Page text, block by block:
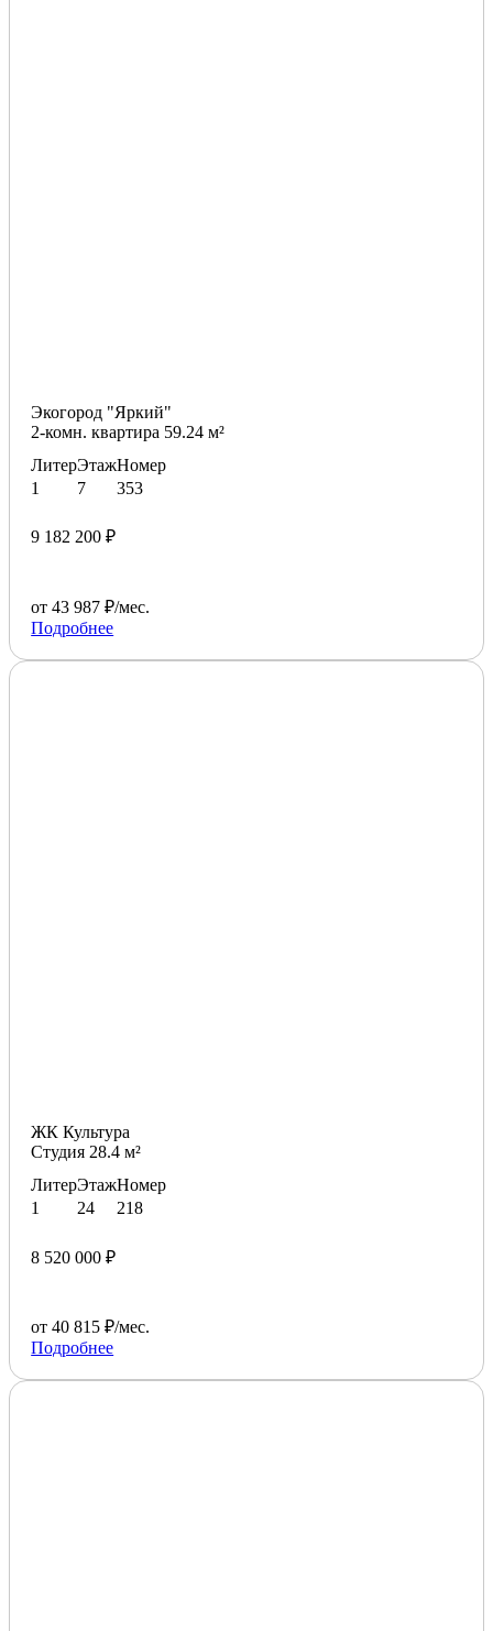
Экогород "Яркий"
2-комн. квартира 59.24 м²
Литер
1
Этаж
7
Номер
353
9 182 200 ₽
от 43 987 ₽/мес.
Подробнее
ЖК Культура
Студия 28.4 м²
Литер
1
Этаж
24
Номер
218
8 520 000 ₽
от 40 815 ₽/мес.
Подробнее